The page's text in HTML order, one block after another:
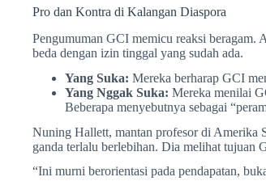
Pro dan Kontra di Kalangan Diaspora
Pengumuman GCI memicu reaksi beragam.
beda dengan izin tinggal yang sudah ada.
Yang Suka: Mereka berharap GCI
Yang Nggak Suka: Mereka menilai
Beberapa menyebutnya sebagai
Nuning Hallett, mantan profesor di Amerika
ganda terlalu berlebihan. Dia melihat tujuan
“Ini murni berorientasi pada pendapatan,